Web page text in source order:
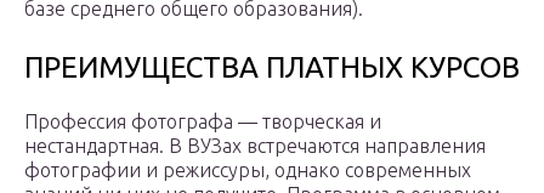
базе среднего общего образования).
ПРЕИМУЩЕСТВА ПЛАТНЫХ КУРСОВ
Профессия фотографа — творческая и
нестандартная. В ВУЗах встречаются направления
фотографии и режиссуры, однако современных